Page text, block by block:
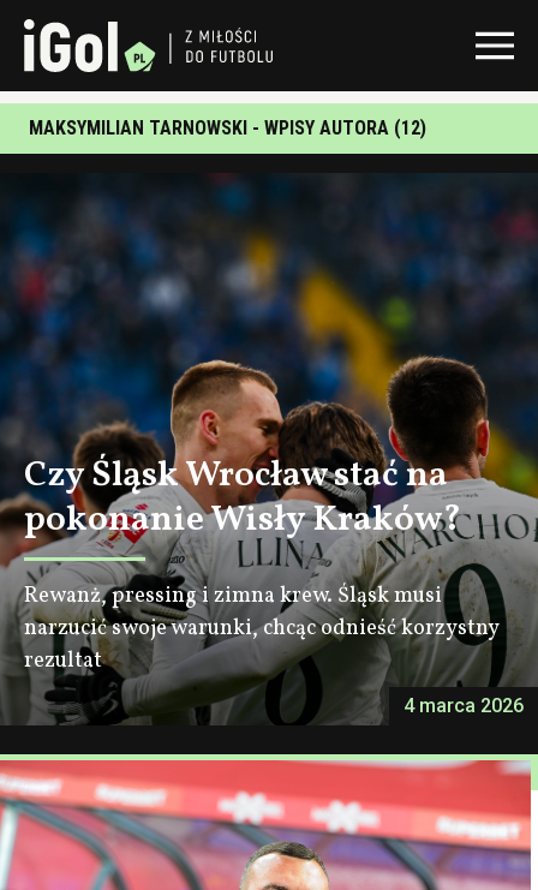
MAKSYMILIAN TARNOWSKI - WPISY AUTORA (12)
4 marca 2026
Czy Śląsk Wrocław stać na
pokonanie Wisły Kraków?
Rewanż, pressing i zimna krew. Śląsk musi
narzucić swoje warunki, chcąc odnieść korzystny
rezultat